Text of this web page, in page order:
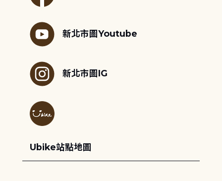
新北市圖Youtube
新北市圖IG
Ubike站點地圖